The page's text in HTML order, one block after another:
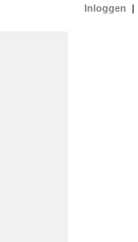
Inloggen |